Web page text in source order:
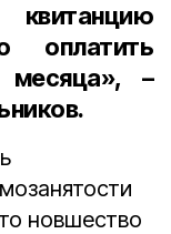
оплатить
–
новшество